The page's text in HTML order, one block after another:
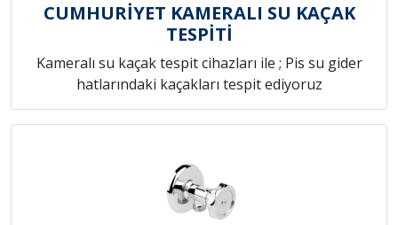
CUMHURİYET KAMERALI SU KAÇAK
TESPİTİ
Kameralı su kaçak tespit cihazları ile ; Pis su gider
hatlarındaki kaçakları tespit ediyoruz